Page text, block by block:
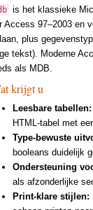
is het klassieke
Access 97–2003 en
plus
tekst). Moderne
als MDB.
krijgt u
Leesbare tabellen:
HTML-tabel met
Type-bewuste
booleans duidelijk
Ondersteuning
als afzonderlijke
Print-klare stijlen: